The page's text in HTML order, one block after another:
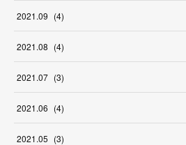
2021.09 (4)
2021.08 (4)
2021.07 (3)
2021.06 (4)
2021.05 (3)